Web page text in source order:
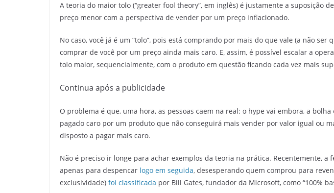
A teoria do maior tolo (“greater fool theory”, em inglês) é justamente a suposição
preço menor com a perspectiva de vender por um preço inflacionado.
No caso, você já é um “tolo”, pois está comprando por mais do que vale (a não
comprar de você por um preço ainda mais caro. E, assim, é possível escalar a
tolo maior, sequencialmente, com o produto em questão ficando cada vez mais
Continua após a publicidade
O problema é que, uma hora, as pessoas caem na real: o hype vai embora, a
pagado caro por um produto que não conseguirá mais vender por valor igual ou
disposto a pagar mais caro.
Não é preciso ir longe para achar exemplos da teoria na prática. Recentemente, a
apenas para despencar logo em seguida, desesperando quem comprou para
exclusividade) foi classificada por Bill Gates, fundador da Microsoft, como “100%